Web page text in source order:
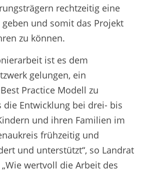
rechtzeitig eine
geben und somit das Projekt
zu können.
ist es dem
gelungen, ein
Practice Modell zu
die Entwicklung bei drei- bis
und ihren Familien im
frühzeitig und
und unterstützt“, so Landrat
„Wie wertvoll die Arbeit des